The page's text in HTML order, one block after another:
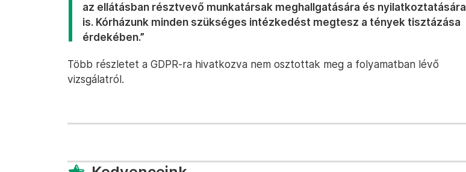
az ellátásban résztvevő munkatársak meghallgatására és nyilatkoztatására
is. Kórházunk minden szükséges intézkedést megtesz a tények tisztázása
érdekében.”
Több részletet a GDPR-ra hivatkozva nem osztottak meg a folyamatban lévő
vizsgálatról.